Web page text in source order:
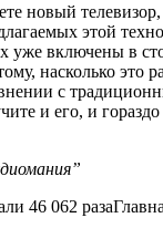
новый телевизор,
этой
уже включены в
насколько это
с
и его, и
46 062 раза